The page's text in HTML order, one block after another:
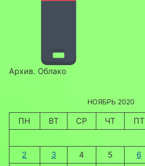
Архив. Облако
НОЯБРЬ 2020
ПН ВТ СР ЧТ ПТ
2
3 4 5 6